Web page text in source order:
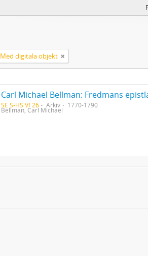
Med digitala objekt
Carl Michael Bellman: Fredmans
SE S-HS Vf 26 Arkiv 1770-1790
Bellman, Carl Michael